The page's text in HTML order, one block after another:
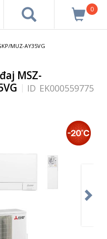
0
MUZ-AY35VG
MSZ-
ID EK000559775